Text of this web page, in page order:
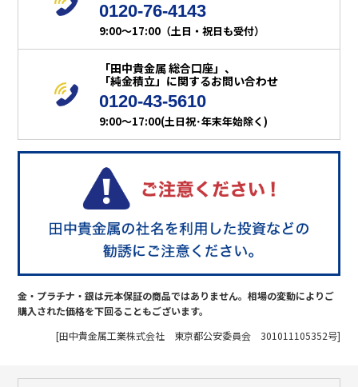
0120-76-4143
9:00～17:00（土日・祝日も受付）
「田中貴金属 総合口座」、
「純金積立」に関するお問い合わせ
0120-43-5610
9:00～17:00(土日祝･年末年始除く)
金・プラチナ・銀は元本保証の商品ではありません。相場の変動によりご
購入された価格を下回ることもございます。
[田中貴金属工業株式会社 東京都公安委員会 301011105352号]